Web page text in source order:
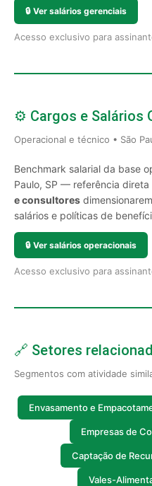
🔒 Ver salários gerenciais
Acesso exclusivo para
⚙️ Cargos e Salários
Operacional e técnico • São
Benchmark salarial da base
Paulo, SP — referência direta
e consultores
salários e políticas de
🔒 Ver salários operacionais
Acesso exclusivo para
🔗 Setores
Segmentos com atividade
Envasamento e
Empresas de
Captação de
Vales-